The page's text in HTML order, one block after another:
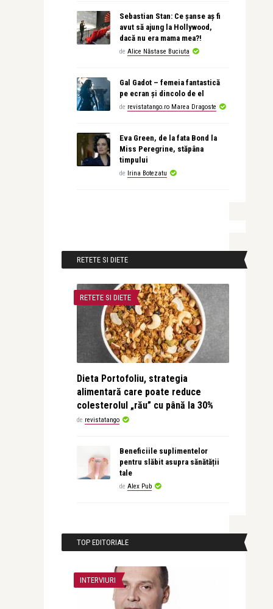
Sebastian Stan: Ce șanse aș fi
avut să ajung la Hollywood,
dacă nu era mama mea?!
de Alice Năstase Buciuta
Gal Gadot – femeia fantastică
pe ecran și dincolo de el
de revistatango.ro Marea Dragoste
Eva Green, de la fata Bond la
Miss Peregrine, stăpâna
timpului
de Irina Botezatu
RETETE SI DIETE
RETETE SI DIETE
Dieta Portofoliu, strategia
alimentară care poate reduce
colesterolul „rău” cu până la 30%
de revistatango
Beneficiile suplimentelor
pentru slăbit asupra sănătății
tale
de Alex Pub
TOP EDITORIALE
INTERVIURI